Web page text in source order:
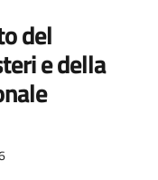
del
e della